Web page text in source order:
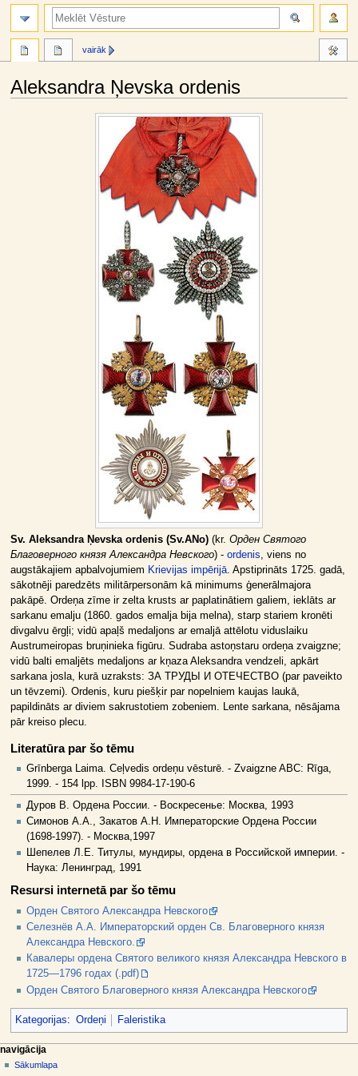
Aleksandra Ņevska ordenis
Sv. Aleksandra Ņevska ordenis (Sv.ANo)(kr. Орден Святого
Благоверного князя Александра Невского) - ordenis, viens no
augstākajiem apbalvojumiem Krievijas impērijā. Apstiprināts 1725. gadā,
sākotnēji paredzēts militārpersonām kā minimums ģenerālmajora
pakāpē. Ordeņa zīme ir zelta krusts ar paplatinātiem galiem, ieklāts ar
sarkanu emalju (1860. gados emalja bija melna), starp stariem kronēti
divgalvu ērgļi; vidū apaļš medaljons ar emaljā attēlotu viduslaiku
Austrumeiropas bruņinieka figūru. Sudraba astoņstaru ordeņa zvaigzne;
vidū balti emaljēts medaljons ar kņaza Aleksandra vendzeli, apkārt
sarkana josla, kurā uzraksts: ЗА ТРУДЫ И ОТЕЧЕСТВО (par paveikto
un tēvzemi). Ordenis, kuru piešķir par nopelniem kaujas laukā,
papildināts ar diviem sakrustotiem zobeniem. Lente sarkana, nēsājama
pār kreiso plecu.
Literatūra par šo tēmu
Grīnberga Laima. Ceļvedis ordeņu vēsturē. - Zvaigzne ABC: Rīga,
1999. - 154 lpp. ISBN 9984-17-190-6
Дуров В. Ордена России. - Воскресенье: Москва, 1993
Симонов А.А., Закатов А.Н. Императорские Ордена России
(1698-1997). - Москва,1997
Шепелев Л.Е. Титулы, мундиры, ордена в Российской империи. -
Наука: Ленинград, 1991
Resursi internetā par šo tēmu
Орден Святого Александра Невского
Селезнёв А.А. Императорский орден Св. Благоверного князя
Александра Невского.
Кавалеры ордена Святого великого князя Александра Невского в
1725—1796 годах (.pdf)
Орден Святого Благоверного князя Александра Невского
Kategorijas: Ordeņi Faleristika
N
a
lapas darbības
raksts
vairāk
dalībnieka rīki
pieslēgties
navigācija
Sākumlapa
meklēt